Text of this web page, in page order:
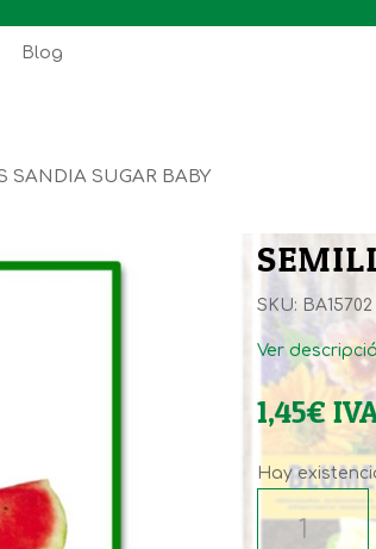
Blog
SANDIA SUGAR BABY
SKU: BA15702
Ver
1,45€
Hay